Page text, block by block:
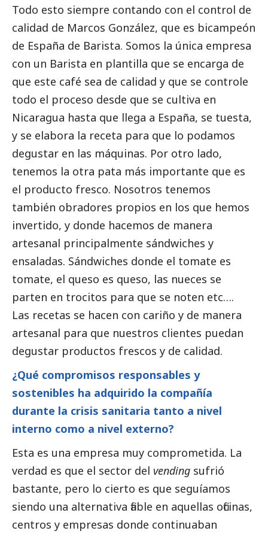
Todo esto siempre contando con el control de
calidad de Marcos González, que es bicampeón
de España de Barista. Somos la única empresa
con un Barista en plantilla que se encarga de
que este café sea de calidad y que se controle
todo el proceso desde que se cultiva en
Nicaragua hasta que llega a España, se tuesta,
y se elabora la receta para que lo podamos
degustar en las máquinas. Por otro lado,
tenemos la otra pata más importante que es
el producto fresco. Nosotros tenemos
también obradores propios en los que hemos
invertido, y donde hacemos de manera
artesanal principalmente sándwiches y
ensaladas. Sándwiches donde el tomate es
tomate, el queso es queso, las nueces se
parten en trocitos para que se noten etc….
Las recetas se hacen con cariño y de manera
artesanal para que nuestros clientes puedan
degustar productos frescos y de calidad.
¿Qué compromisos responsables y
sostenibles ha adquirido la compañía
durante la crisis sanitaria tanto a nivel
interno como a nivel externo?
Esta es una empresa muy comprometida. La
verdad es que el sector del vending sufrió
bastante, pero lo cierto es que seguíamos
siendo una alternativa fiable en aquellas oficinas,
centros y empresas donde continuaban